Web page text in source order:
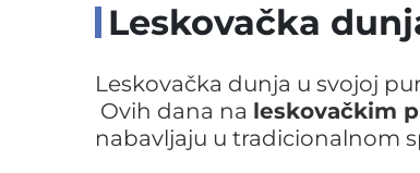
Leskovačka
Leskovačka dunja u svojoj
Ovih dana na leskovačkim
nabavljaju u tradicionalnom